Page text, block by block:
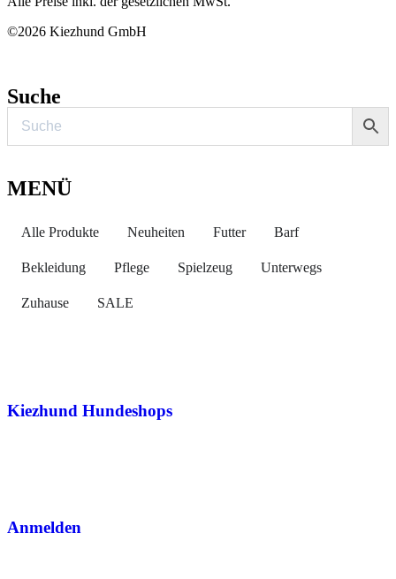
©2026 Kiezhund GmbH
Suche
MENÜ
Alle Produkte Neuheiten Futter Barf
Bekleidung Pflege Spielzeug Unterwegs
Zuhause SALE
Kiezhund Hundeshops
Anmelden